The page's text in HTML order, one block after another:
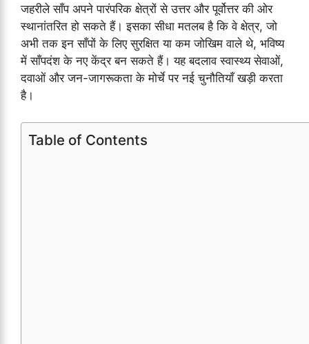
जहरीले साँप अपने पारंपरिक क्षेत्रों से उत्तर और पूर्वोत्तर की ओर
स्थानांतरित हो सकते हैं। इसका सीधा मतलब है कि वे क्षेत्र, जो
अभी तक इन साँपों के लिए सुरक्षित या कम जोखिम वाले थे, भविष्य
में साँपदंश के नए केंद्र बन सकते हैं। यह बदलाव स्वास्थ्य सेवाओं,
दवाओं और जन-जागरूकता के मोर्चे पर नई चुनौतियाँ खड़ी करता
है।
Table of Contents